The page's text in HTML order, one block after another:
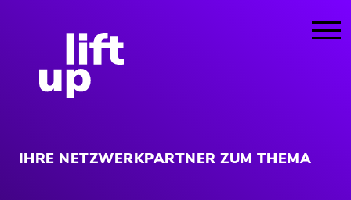
IHRE NETZWERKPARTNER ZUM THEMA